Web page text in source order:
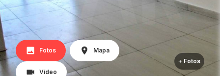
Fotos Mapa
Vídeo
+ Fotos